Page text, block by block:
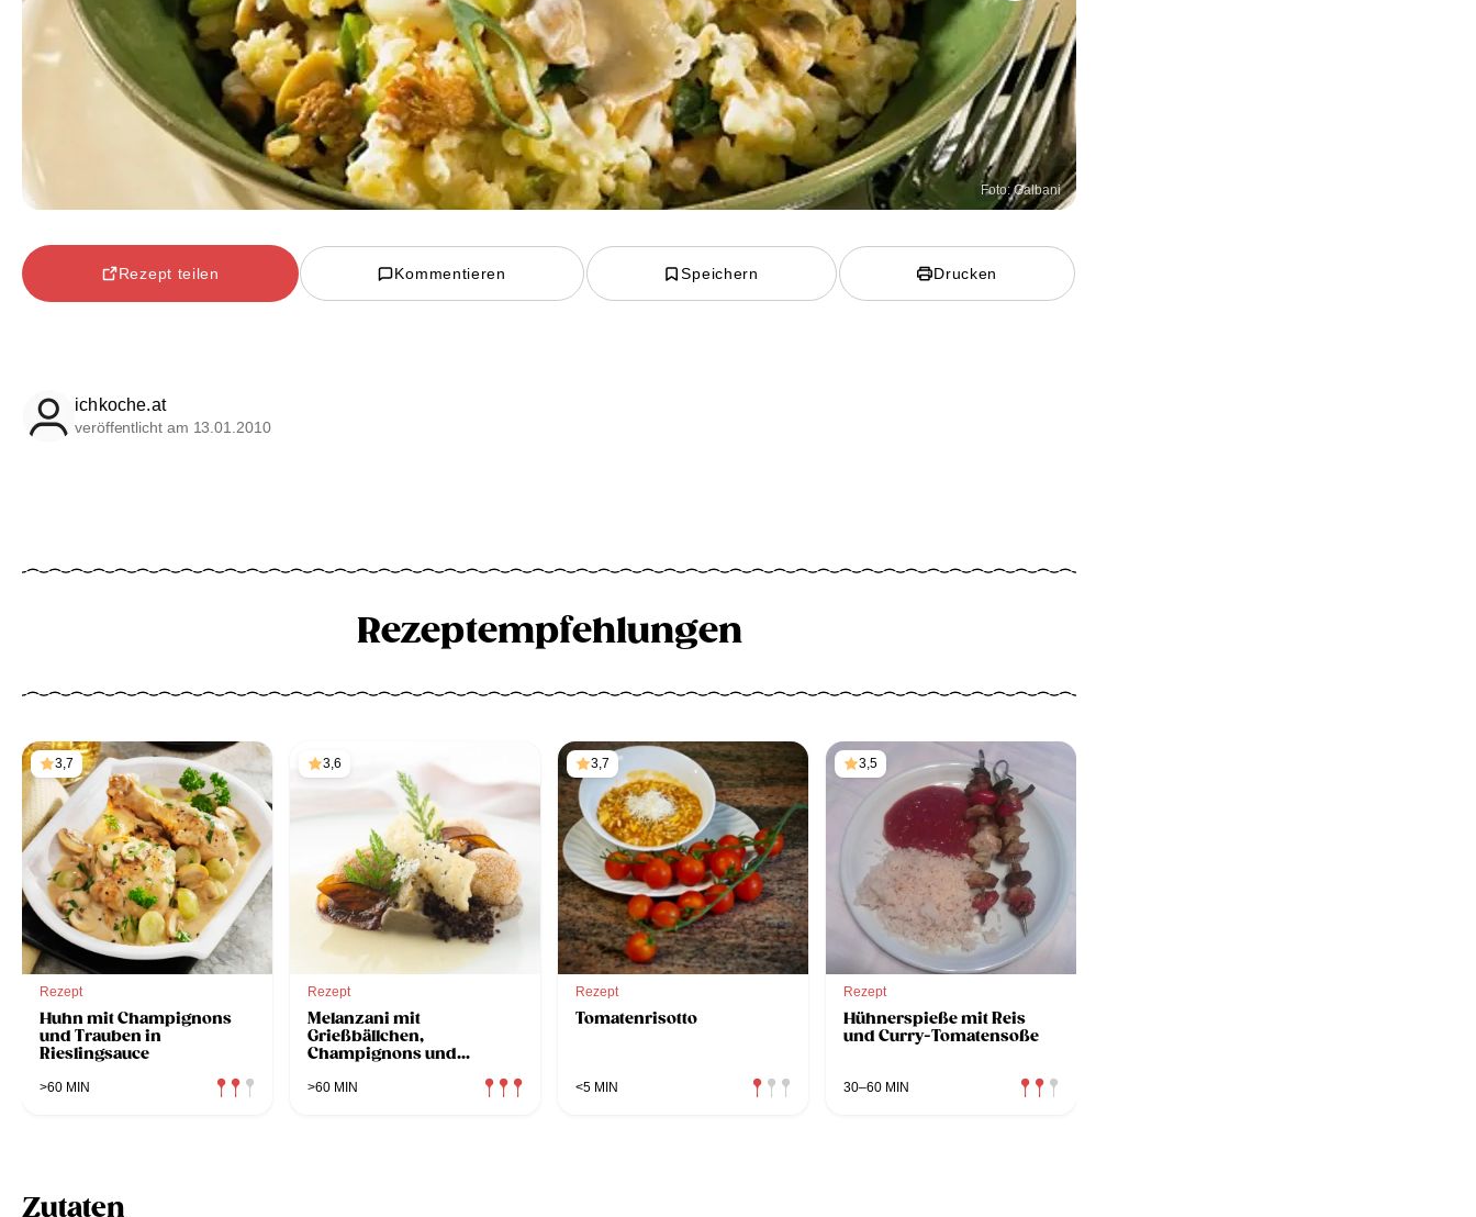
Foto: Galbani
Rezept teilen Kommentieren Speichern Drucken
ichkoche.at
veröffentlicht am 13.01.2010
Rezeptempfehlungen
3,7
Rezept
Huhn mit Champignons
und Trauben in
Rieslingsauce
>60 MIN
3,6
Rezept
Melanzani mit
Grießbällchen,
Champignons und
>60 MIN
3,7
Rezept
Tomatenrisotto
<5 MIN
3,5
Rezept
Hühnerspieße mit Reis
und Curry-Tomatensoße
30–60 MIN
Zutaten